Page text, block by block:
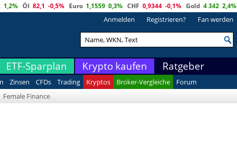
1,2% Öl 82,1 -0,5% Euro 1,1559 0,3% CHF 0,9344 -0,1% Gold 4 342 2,4%
Anmelden Registrieren? Fan werden
ETF-Sparplan Krypto kaufen Ratgeber
Zinsen CFDs Trading Kryptos Broker-Vergleiche
Forum
Female Finance